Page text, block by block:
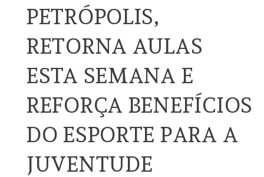
PETRÓPOLIS,
RETORNA AULAS
ESTA SEMANA E
REFORÇA BENEFÍCIOS
DO ESPORTE PARA A
JUVENTUDE